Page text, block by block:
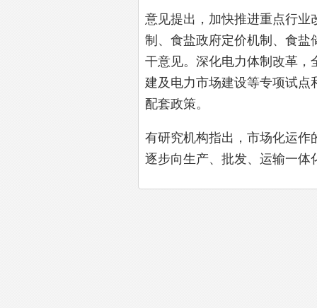
意见提出，加快推进重点行业
制、食盐政府定价机制、食盐
干意见。深化电力体制改革，
建及电力市场建设等专项试点
配套政策。
有研究机构指出，市场化运作
逐步向生产、批发、运输一体